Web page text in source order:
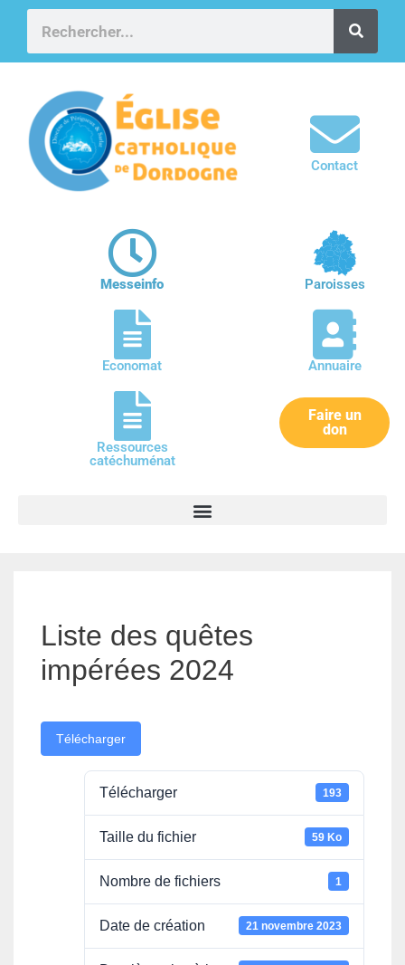
Contact
Messeinfo Paroisses
Economat Annuaire
Ressources
catéchuménat
Faire un
don
Liste des quêtes
impérées 2024
Télécharger
Télécharger 193
Taille du fichier 59 Ko
Nombre de fichiers 1
Date de création 21 novembre 2023